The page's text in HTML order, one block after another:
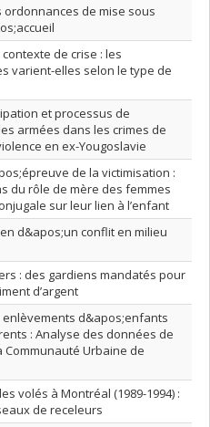
de mise sous
de crise : les
varient-elles selon le type de
et processus de
armées dans les crimes de
en ex-Yougoslavie
de la victimisation :
du rôle de mère des femmes
sur leur lien à l’enfant
d&apos;un conflit en milieu
: des gardiens mandatés pour
d’argent
d&apos;enfants
: Analyse des données de
Communauté Urbaine de
volés à Montréal (1989-1994) :
de receleurs